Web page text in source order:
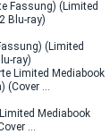
(Limited
ray)
Mediabook
…